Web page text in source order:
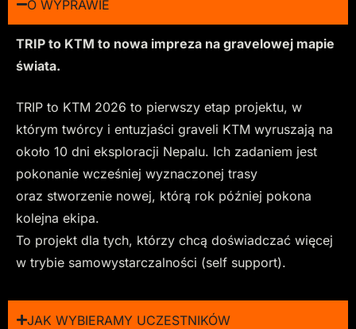
O WYPRAWIE
TRIP to KTM to nowa impreza na gravelowej mapie
świata.
TRIP to KTM 2026 to pierwszy etap projektu, w
którym twórcy i entuzjaści graveli KTM wyruszają na
około 10 dni eksploracji Nepalu. Ich zadaniem jest
pokonanie wcześniej wyznaczonej trasy
oraz stworzenie nowej, którą rok później pokona
kolejna ekipa.
To projekt dla tych, którzy chcą doświadczać więcej
w trybie samowystarczalności (self support).
JAK WYBIERAMY UCZESTNIKÓW